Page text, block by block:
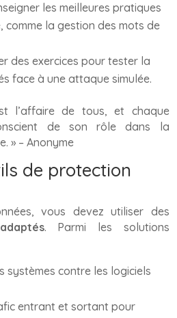
les meilleures pratiques
comme la gestion des mots de
des exercices pour tester la
face à une attaque simulée.
l’affaire de tous, et chaque
de son rôle dans la
» – Anonyme
de protection
vous devez utiliser des
. Parmi les solutions
systèmes contre les logiciels
entrant et sortant pour